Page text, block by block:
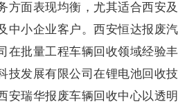
方面表现均衡，尤其适合西安及
中小企业客户。西安恒达报废汽
在批量工程车辆回收领域经验丰
技发展有限公司在锂电池回收技
安瑞华报废车辆回收中心以透明